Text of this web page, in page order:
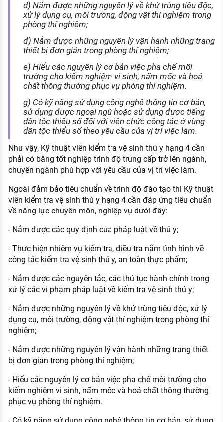
d) Nắm được những nguyên lý về khử trùng tiêu độc,
xử lý dụng cụ, môi trường, động vật thí nghiệm trong
phòng thí nghiệm;
đ) Nắm được những nguyên lý vận hành những trang
thiết bị đơn giản trong phòng thí nghiệm;
e) Hiểu các nguyên lý cơ bản việc pha chế môi
trường cho kiểm nghiệm vi sinh, nấm mốc và hoá
chất thông thường phục vụ phòng thí nghiệm.
g) Có kỹ năng sử dụng công nghệ thông tin cơ bản,
sử dụng được ngoại ngữ hoặc sử dụng được tiếng
dân tộc thiểu số đối với viên chức công tác ở vùng
dân tộc thiểu số theo yêu cầu của vị trí việc làm.
Như vậy, Kỹ thuật viên kiểm tra vệ sinh thú y hạng 4 cần
phải có bằng tốt nghiệp trình độ trung cấp trở lên ngành,
chuyên ngành phù hợp với yêu cầu của vị trí việc làm.
Ngoài đảm bảo tiêu chuẩn về trình độ đào tạo thì Kỹ thuật
viên kiểm tra vệ sinh thú y hạng 4 cần đáp ứng tiêu chuẩn
về năng lực chuyên môn, nghiệp vụ dưới đây:
- Nắm được các quy định của pháp luật về thú y;
- Thực hiện nhiệm vụ kiểm tra, điều tra nắm tình hình về
công tác kiểm tra vệ sinh thú y, an toàn thực phẩm;
- Nắm được các nguyên tắc, các thủ tục hành chính trong
xử lý các vi phạm pháp luật về kiểm tra vệ sinh thú y;
- Nắm được những nguyên lý về khử trùng tiêu độc, xử lý
dụng cụ, môi trường, động vật thí nghiệm trong phòng thí
nghiệm;
- Nắm được những nguyên lý vận hành những trang thiết
bị đơn giản trong phòng thí nghiệm;
- Hiểu các nguyên lý cơ bản việc pha chế môi trường cho
kiểm nghiệm vi sinh, nấm mốc và hoá chất thông thường
phục vụ phòng thí nghiệm.